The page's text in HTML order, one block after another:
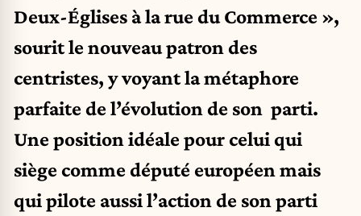
Deux-Églises à la rue du Commerce »,
sourit le nouveau patron des
centristes, y voyant la métaphore
parfaite de l’évolution de son parti.
Une position idéale pour celui qui
siège comme député européen mais
qui pilote aussi l’action de son parti